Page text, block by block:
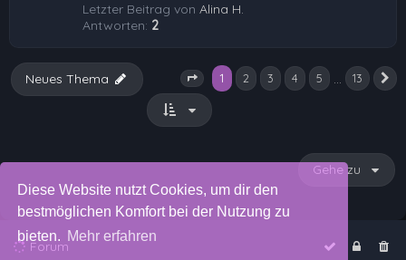
Diese Website nutzt Cookies, um dir den
bestmöglichen Komfort bei der Nutzung zu
bieten. Mehr erfahren
Letzter Beitrag von Alina H.
Antworten: 2
Seite 1 von 13
1 2 3 4 5 13
Neues Thema
Gehe zu
Forum